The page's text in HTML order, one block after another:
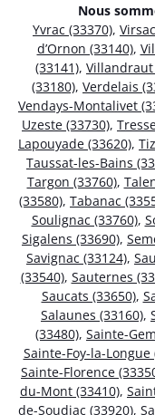
Nous
Yvrac (33370),
d’Ornon (33140),
(33141), Villandraut
(33180), Verdelais
Vendays-Montalivet
Uzeste (33730),
Lapouyade (33620),
Taussat-les-Bains
Targon (33760),
(33580), Tabanac
Soulignac (33760),
Sigalens (33690),
Savignac (33124),
(33540), Sauternes
Saucats (33650),
Salaunes (33160),
(33480), Sainte-
Sainte-Foy-la-Longue
Sainte-Florence
du-Mont (33410),
de-Soudiac (33920),